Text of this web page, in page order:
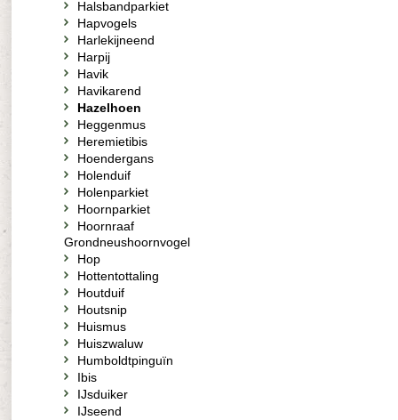
Halsbandparkiet
Hapvogels
Harlekijneend
Harpij
Havik
Havikarend
Hazelhoen
Heggenmus
Heremietibis
Hoendergans
Holenduif
Holenparkiet
Hoornparkiet
Hoornraaf
Grondneushoornvogel
Hop
Hottentottaling
Houtduif
Houtsnip
Huismus
Huiszwaluw
Humboldtpinguïn
Ibis
IJsduiker
IJseend